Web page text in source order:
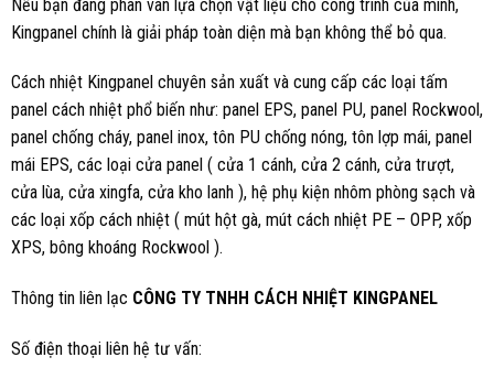
Nếu bạn đang phân vân lựa chọn vật liệu cho công trình của mình,
Kingpanel chính là giải pháp toàn diện mà bạn không thể bỏ qua.
Cách nhiệt Kingpanel chuyên sản xuất và cung cấp các loại tấm
panel cách nhiệt phổ biến như: panel EPS, panel PU, panel Rockwool,
panel chống cháy, panel inox, tôn PU chống nóng, tôn lợp mái, panel
mái EPS, các loại cửa panel ( cửa 1 cánh, cửa 2 cánh, cửa trượt,
cửa lùa, cửa xingfa, cửa kho lanh ), hệ phụ kiện nhôm phòng sạch và
các loại xốp cách nhiệt ( mút hột gà, mút cách nhiệt PE – OPP, xốp
XPS, bông khoáng Rockwool ).
Thông tin liên lạc CÔNG TY TNHH CÁCH NHIỆT KINGPANEL
Số điện thoại liên hệ tư vấn: